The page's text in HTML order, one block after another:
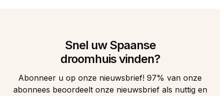
Snel uw Spaanse
droomhuis vinden?
Abonneer u op onze nieuwsbrief! 97% van onze
abonnees beoordeelt onze nieuwsbrief als nuttig en